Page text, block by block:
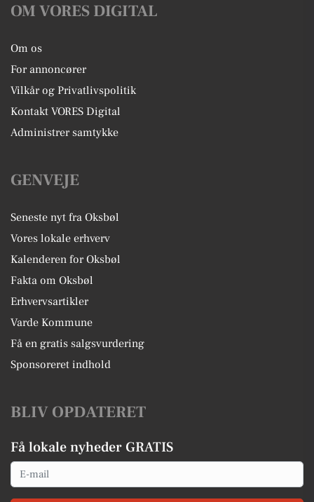
OM VORES DIGITAL
Om os
For annoncører
Vilkår og Privatlivspolitik
Kontakt VORES Digital
Administrer samtykke
GENVEJE
Seneste nyt fra Oksbøl
Vores lokale erhverv
Kalenderen for Oksbøl
Fakta om Oksbøl
Erhvervsartikler
Varde Kommune
Få en gratis salgsvurdering
Sponsoreret indhold
BLIV OPDATERET
Få lokale nyheder GRATIS
Email